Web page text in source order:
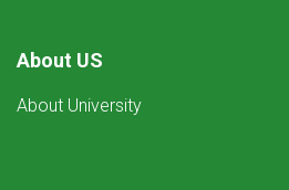
About US
About University